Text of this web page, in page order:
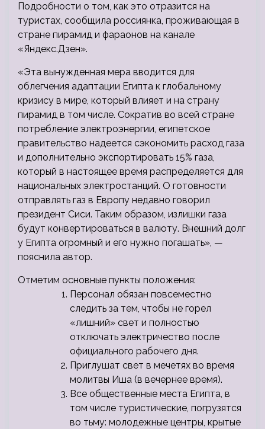
Подробности о том, как это отразится на
туристах, сообщила россиянка, проживающая в
стране пирамид и фараонов на канале
«Яндекс.Дзен».
«Эта вынужденная мера вводится для
облегчения адаптации Египта к глобальному
кризису в мире, который влияет и на страну
пирамид в том числе. Сократив во всей стране
потребление электроэнергии, египетское
правительство надеется сэкономить расход газа
и дополнительно экспортировать 15% газа,
который в настоящее время распределяется для
национальных электростанций. О готовности
отправлять газ в Европу недавно говорил
президент Сиси. Таким образом, излишки газа
будут конвертироваться в валюту. Внешний долг
у Египта огромный и его нужно погашать», —
пояснила автор.
Отметим основные пункты положения:
Персонал обязан повсеместно
следить за тем, чтобы не горел
«лишний» свет и полностью
отключать электричество после
официального рабочего дня.
Приглушат свет в мечетях во время
молитвы Иша (в вечернее время).
Все общественные места Египта, в
том числе туристические, погрузятся
во тьму: молодежные центры, крытые